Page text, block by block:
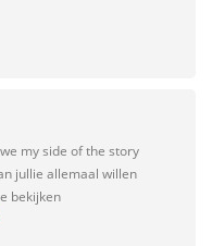
my side of the story
jullie allemaal willen
bekijken